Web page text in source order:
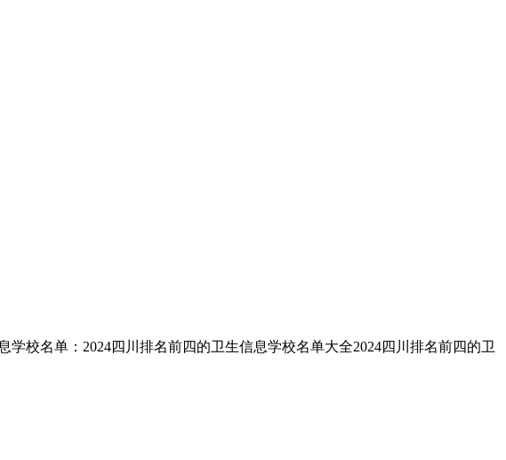
校名单：2024四川排名前四的卫生信息学校名单大全2024四川排名前四的卫